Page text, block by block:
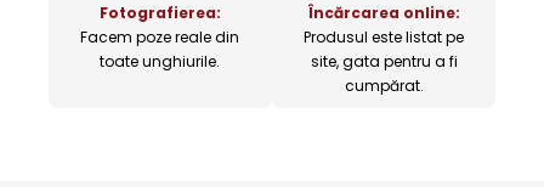
Fotografierea:
Facem poze reale din
toate unghiurile.
Încărcarea online:
Produsul este listat pe
site, gata pentru a fi
cumpărat.